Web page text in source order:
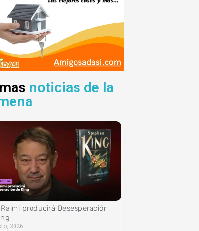
noticias de la
producirá Desesperación
2026